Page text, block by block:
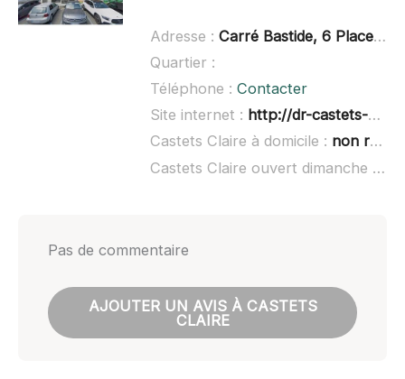
Adresse : Carré Bastide, 6 Place Frédéric Bombail, 31830 Plaisance-du-Touc
Quartier :
Téléphone : Contacter
Site internet : http://dr-castets-claire.chirurgiens-dentistes.fr/
Castets Claire à domicile : non renseigné
Castets Claire ouvert dimanche :
Pas de commentaire
AJOUTER UN AVIS À CASTETS
CLAIRE